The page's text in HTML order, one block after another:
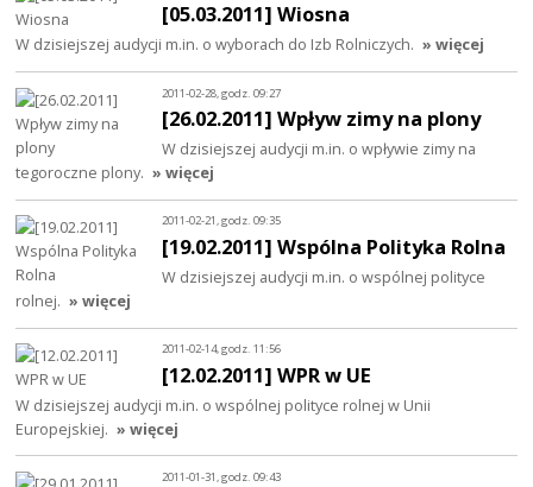
[05.03.2011] Wiosna
W dzisiejszej audycji m.in. o wyborach do Izb Rolniczych. » więcej
2011-02-28, godz. 09:27
[26.02.2011] Wpływ zimy na plony
W dzisiejszej audycji m.in. o wpływie zimy na
tegoroczne plony. » więcej
2011-02-21, godz. 09:35
[19.02.2011] Wspólna Polityka Rolna
W dzisiejszej audycji m.in. o wspólnej polityce
rolnej. » więcej
2011-02-14, godz. 11:56
[12.02.2011] WPR w UE
W dzisiejszej audycji m.in. o wspólnej polityce rolnej w Unii
Europejskiej. » więcej
2011-01-31, godz. 09:43